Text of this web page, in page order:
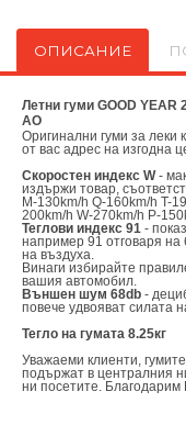
ОПИСАНИЕ
Летни гуми GOOD
AO
Оригинални гуми за леки
от вас адрес на изгодна
Скоростен индекс W-
издържи товар,
M-130km/h Q-160km/h T-
200km/h W-270km/h P-
Теглови индекс 91 -
например 91 отговаря на
на въздуха.
Винаги избирайте
вашия автомобил.
Външен шум 68db -
повече удвояват силата
Тегло на гумата 8.25кг
Уважаеми клиенти,
подържат в централния
ни посетите. Благодарим